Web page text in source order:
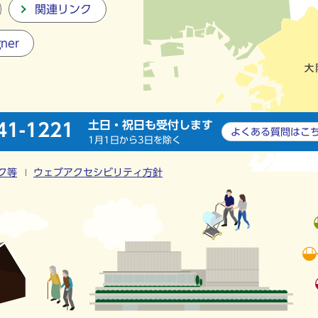
関連リンク
1221 土日・祝日も受付します
1月1日から3日を除く
よくある質問は こ
等 ウェブアクセシビリティ方針